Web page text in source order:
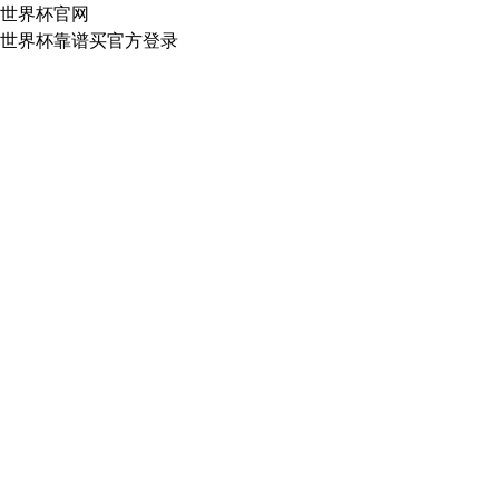
世界杯官网
世界杯靠谱买官方登录